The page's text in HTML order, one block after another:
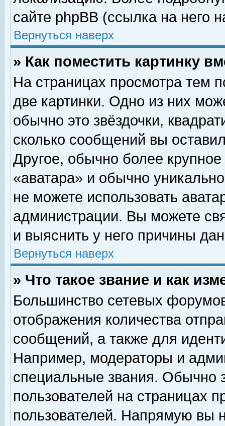
сайте phpBB (ссылка на него
Вернуться наверх
» Как поместить картинку
На страницах просмотра тем
две картинки. Одно из них
обычно это звёздочки,
сколько сообщений вы
Другое, обычно более
«аватара» и обычно
не можете использовать
администрации. Вы можете
и выяснить у него причины
Вернуться наверх
» Что такое звание и как
Большинство сетевых
отображения количества
сообщений, а также для
Например, модераторы и
специальные звания. Обычно
пользователей на страницах
пользователей. Напрямую вы